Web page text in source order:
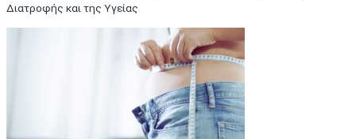
Διατροφής και της Υγείας